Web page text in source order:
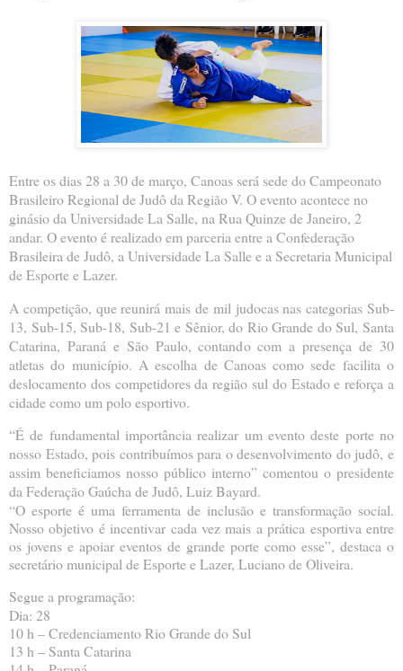
Entre os dias 28 a 30 de março, Canoas será sede do Campeonato
Brasileiro Regional de Judô da Região V. O evento acontece no
ginásio da Universidade La Salle, na Rua Quinze de Janeiro, 2
andar. O evento é realizado em parceria entre a Confederação
Brasileira de Judô, a Universidade La Salle e a Secretaria Municipal
de Esporte e Lazer.
A competição, que reunirá mais de mil judocas nas categorias Sub-
13, Sub-15, Sub-18, Sub-21 e Sênior, do Rio Grande do Sul, Santa
Catarina, Paraná e São Paulo, contando com a presença de 30
atletas do município. A escolha de Canoas como sede facilita o
deslocamento dos competidores da região sul do Estado e reforça a
cidade como um polo esportivo.
“É de fundamental importância realizar um evento deste porte no
nosso Estado, pois contribuímos para o desenvolvimento do judô, e
assim beneficiamos nosso público interno” comentou o presidente
da Federação Gaúcha de Judô, Luiz Bayard.
“O esporte é uma ferramenta de inclusão e transformação social.
Nosso objetivo é incentivar cada vez mais a prática esportiva entre
os jovens e apoiar eventos de grande porte como esse”, destaca o
secretário municipal de Esporte e Lazer, Luciano de Oliveira.
Segue a programação:
Dia: 28
10 h – Credenciamento Rio Grande do Sul
13 h – Santa Catarina